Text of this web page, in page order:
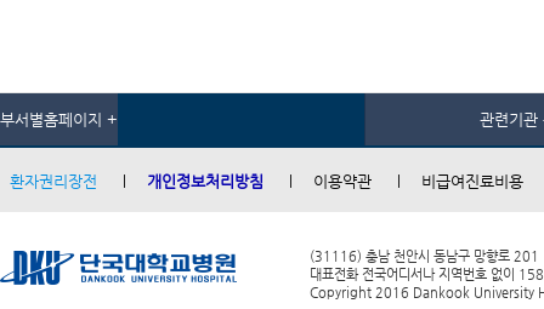
부서별홈페이지 + 관련기관
환자권리장전 개인정보처리방침 이용약관 비급여진료비용
(31116) 충남 천안시 동남구 망향로 201
대표전화 전국어디서나 지역번호 없이
Copyright 2016 Dankook University